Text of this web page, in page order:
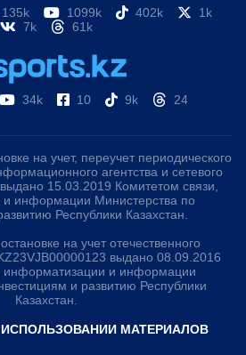
135k 1099k 402k
1k
7k
61k
34k 10 9k 24
на учет, переучет периодического
агентства и сетевого
15.03.2019 Комитетом связи,
информации Министерства по
Республики Казахстан.
на учет отечественного
выдано 08.09.2016
информатизации и информации
и развитию Республики
Казахстан.
МАТЕРИАЛОВ